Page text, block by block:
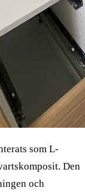
som L-
Den
och